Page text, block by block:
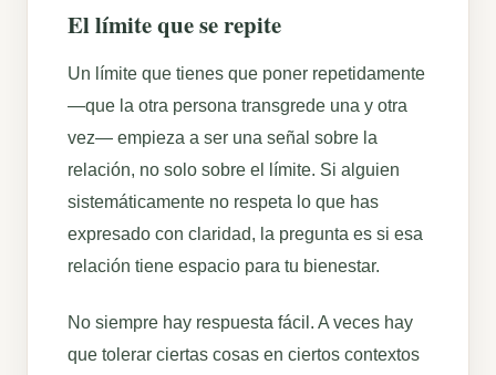
El límite que se repite
Un límite que tienes que poner repetidamente
—que la otra persona transgrede una y otra
vez— empieza a ser una señal sobre la
relación, no solo sobre el límite. Si alguien
sistemáticamente no respeta lo que has
expresado con claridad, la pregunta es si esa
relación tiene espacio para tu bienestar.
No siempre hay respuesta fácil. A veces hay
que tolerar ciertas cosas en ciertos contextos